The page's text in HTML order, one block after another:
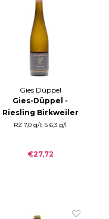
Gies Düppel
Gies-Düppel -
Riesling Birkweiler
Kastanienbusch
RZ 7,0 g/l; S 6,3 g/l
€27,72